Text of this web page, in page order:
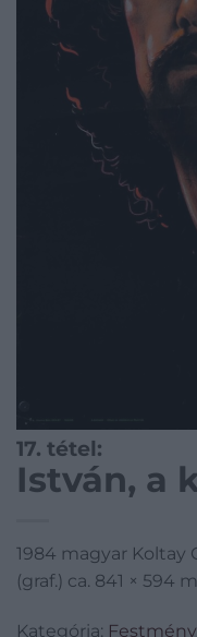
17. tétel:
István, a
1984 magyar Koltay
(graf.) ca. 841 × 594
Kategória: